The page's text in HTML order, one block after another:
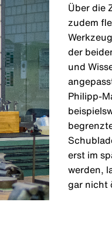
Über die
zudem
der
und
Philipp-
erst im
werden,
gar nicht